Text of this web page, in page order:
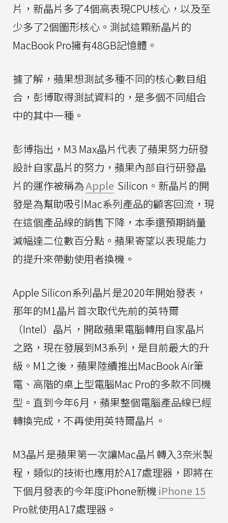
片，新晶片多了4個高表現CPU核心，以及至
少多了2個圖形核心。測試這顆新晶片的
MacBook Pro擁有48GB記憶體。
據了解，蘋果想測試多種不同的核心數目組
合，彭博取得測試資料的，是多個不同組合
中的其中一種。
彭博指出，M3 Max晶片代表了蘋果努力研發
設計自家晶片的努力，蘋果內部自行研發晶
片的運作被稱為Apple Silicon。新晶片的開
發是為幫助吸引Mac系列產品的顧客回流，現
在這個產品線的銷售下降，本季還預期銷量
減幅達二位數百分點。蘋果寄望以表現能力
的提升來帶動使用者換機。
Apple Silicon系列晶片是2020年開始發表，
那年的M1晶片首次取代先前的英特爾
（Intel）晶片，開啟蘋果電腦轉用自家晶片
之路，現在發展到M3系列，是目前最大的升
級。M1之後，蘋果陸續推出MacBook Air筆
電、高階的桌上型電腦Mac Pro的多款不同機
型。直到今年6月，蘋果整個電腦產品線已經
轉換完成，不再使用英特爾晶片。
M3晶片是蘋果第一次讓Mac晶片轉入3奈米製
程，類似的技術也應用於A17處理器，即將在
下個月發表的今年度iPhone新機 iPhone 15
Pro就使用A17處理器。